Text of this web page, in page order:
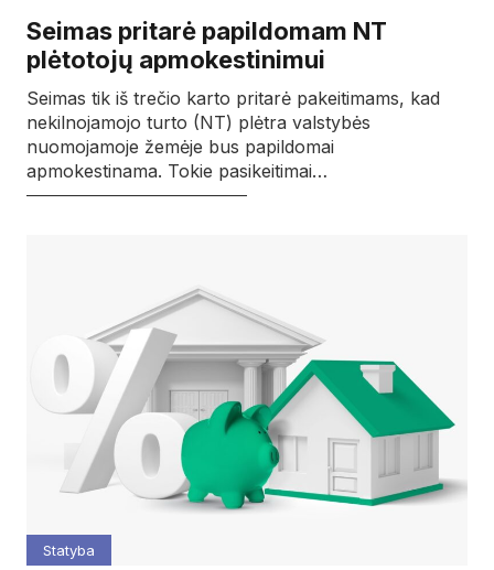
Seimas pritarė papildomam NT
plėtotojų apmokestinimui
Seimas tik iš trečio karto pritarė pakeitimams, kad
nekilnojamojo turto (NT) plėtra valstybės
nuomojamoje žemėje bus papildomai
apmokestinama. Tokie pasikeitimai…
Statyba